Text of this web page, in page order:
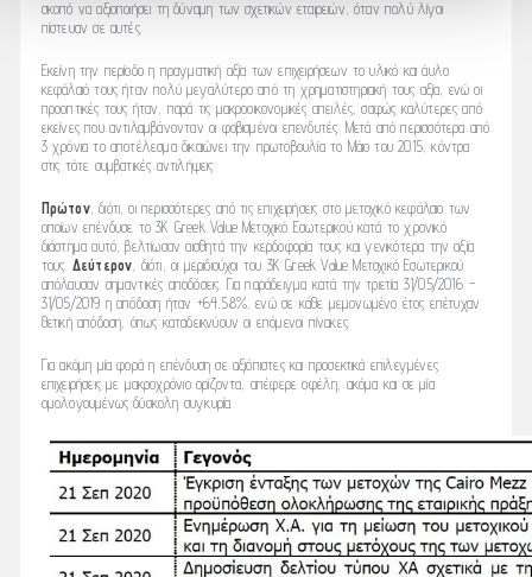
σκοπό να αξιοποιήσει τη δύναμη των σχετικών εταιρειών, όταν πολύ λίγοι
πίστευαν σε αυτές.
Εκείνη την περίοδο η πραγματική αξία των επιχειρήσεων το υλικό και άυλο
κεφάλαιό τους ήταν πολύ μεγαλύτερο από τη χρηματιστηριακή τους αξία, ενώ οι
προοπτικές τους ήταν, παρά τις μακροοικονομικές απειλές, σαφώς καλύτερες από
εκείνες που αντιλαμβάνονταν οι φοβισμένοι επενδυτές. Μετά από περισσότερα από
3 χρόνια το αποτέλεσμα δικαιώνει την πρωτοβουλία το Μάιο του 2015, κόντρα
στις τότε συμβατικές αντιλήψεις.
Πρώτον, διότι, οι περισσότερες από τις επιχειρήσεις στο μετοχικό κεφάλαιο των
οποίων επένδυσε το 3K Greek Value Μετοχικό Εσωτερικού κατά το χρονικό
διάστημα αυτό, βελτίωσαν αισθητά την κερδοφορία τους και γενικότερα την αξία
τους. Δεύτερον , διότι, οι μεριδιούχοι του 3K Greek Value Μετοχικό Εσωτερικού
απόλαυσαν σημαντικές αποδόσεις. Για παράδειγμα κατά την τριετία 31/05/2016 -
31/05/2019 η απόδοση ήταν +64,58%, ενώ σε κάθε μεμονωμένο έτος επέτυχαν
θετική απόδοση, όπως καταδεικνύουν οι επόμενοι πίνακες.
Για ακόμη μία φορά η επένδυση σε αξιόπιστες και προσεκτικά επιλεγμένες
επιχειρήσεις με μακροχρόνιο ορίζοντα, απέφερε οφέλη, ακόμα και σε μία
ομολογουμένως δύσκολη συγκυρία.